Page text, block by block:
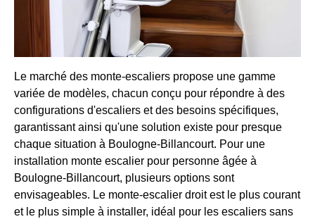
Le marché des monte-escaliers propose une gamme
variée de modèles, chacun conçu pour répondre à des
configurations d'escaliers et des besoins spécifiques,
garantissant ainsi qu'une solution existe pour presque
chaque situation à Boulogne-Billancourt. Pour une
installation monte escalier pour personne âgée à
Boulogne-Billancourt, plusieurs options sont
envisageables. Le monte-escalier droit est le plus courant
et le plus simple à installer, idéal pour les escaliers sans